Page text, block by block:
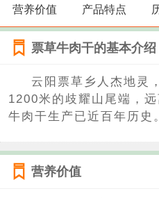
营养价值 产品特点
票草牛肉干的基本介绍
云阳票草乡人杰地灵
1200米的歧耀山尾端，
牛肉干生产已近百年历史
营养价值